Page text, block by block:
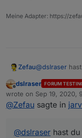
Meine Adapter: https://
Zefau@dslraser
Offline
dslraser FORUM
wrote on Sep 19, 2020,
last edited by
@Zefau sagte in
@dslraser hast